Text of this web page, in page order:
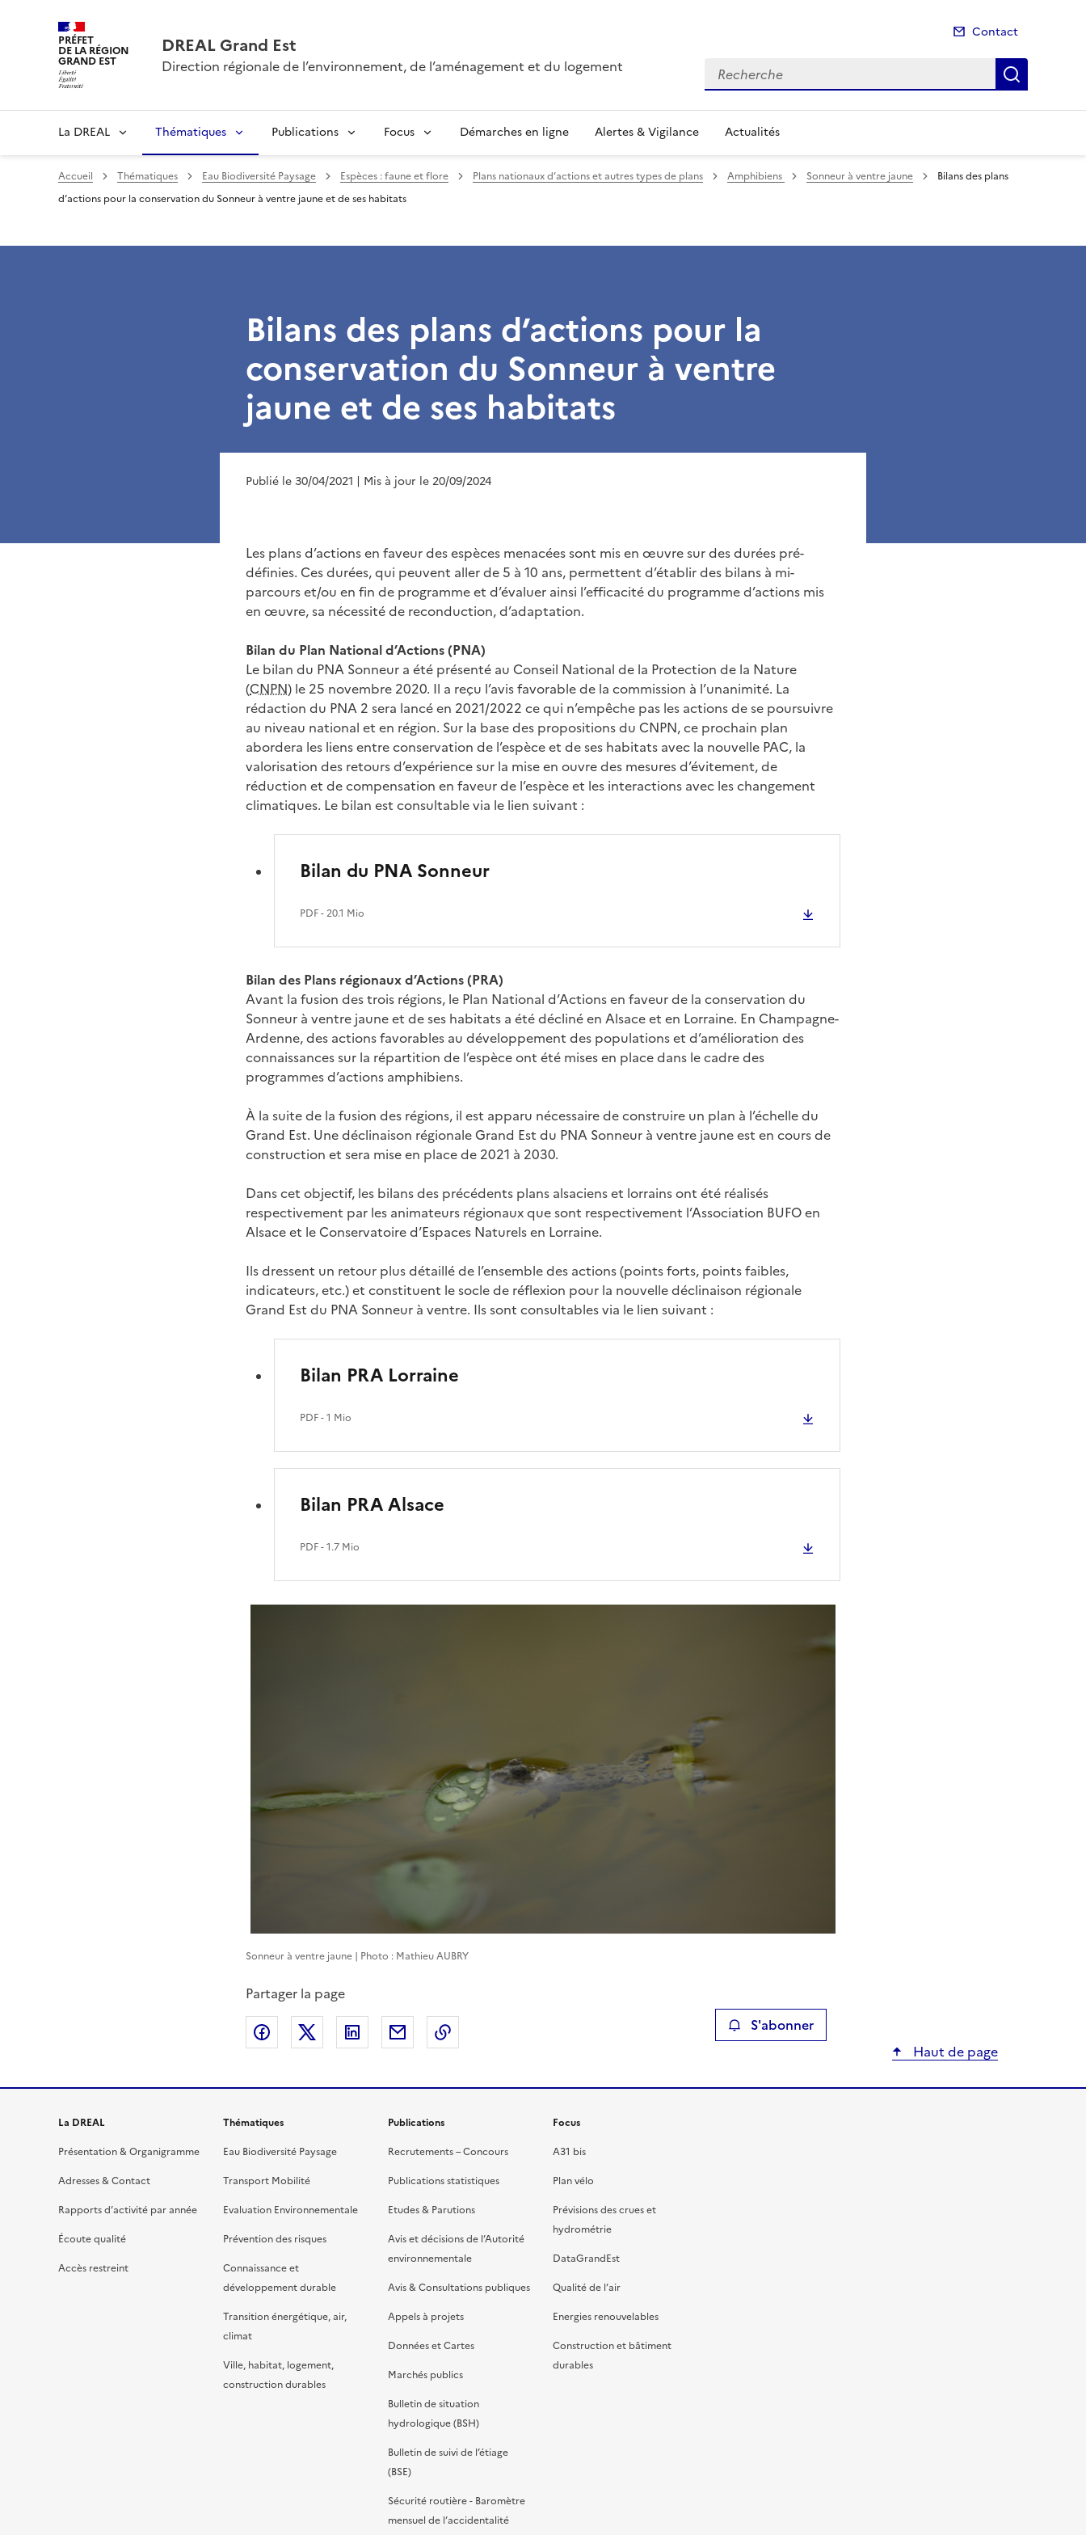
PRÉFET
DE LA RÉGION
GRAND EST
DREAL Grand Est
Direction régionale de l’environnement, de l’aménagement et du logement
Contact
Recherche
La DREAL Thématiques Publications Focus Démarches en ligne Alertes & Vigilance Actualités
Accueil Thématiques Eau Biodiversité Paysage Espèces : faune et flore Plans nationaux d’actions et autres types de plans Amphibiens Sonneur à ventre jaune
Bilans des plans
d’actions pour la conservation du Sonneur à ventre jaune et de ses habitats
Bilans des plans d’actions pour la
conservation du Sonneur à ventre
jaune et de ses habitats
Publié le 30/04/2021 | Mis à jour le 20/09/2024
Les plans d’actions en faveur des espèces menacées sont mis en œuvre sur des durées pré-
définies. Ces durées, qui peuvent aller de 5 à 10 ans, permettent d’établir des bilans à mi-
parcours et/ou en fin de programme et d’évaluer ainsi l’efficacité du programme d’actions mis
en œuvre, sa nécessité de reconduction, d’adaptation.
Bilan du Plan National d’Actions (PNA)
Le bilan du PNA Sonneur a été présenté au Conseil National de la Protection de la Nature
(CNPN) le 25 novembre 2020. Il a reçu l’avis favorable de la commission à l’unanimité. La
rédaction du PNA 2 sera lancé en 2021/2022 ce qui n’empêche pas les actions de se poursuivre
au niveau national et en région. Sur la base des propositions du CNPN, ce prochain plan
abordera les liens entre conservation de l’espèce et de ses habitats avec la nouvelle PAC, la
valorisation des retours d’expérience sur la mise en ouvre des mesures d’évitement, de
réduction et de compensation en faveur de l’espèce et les interactions avec les changement
climatiques. Le bilan est consultable via le lien suivant :
Bilan du PNA Sonneur
PDF- 20.1 Mio
Bilan des Plans régionaux d’Actions (PRA)
Avant la fusion des trois régions, le Plan National d’Actions en faveur de la conservation du
Sonneur à ventre jaune et de ses habitats a été décliné en Alsace et en Lorraine. En Champagne-
Ardenne, des actions favorables au développement des populations et d’amélioration des
connaissances sur la répartition de l’espèce ont été mises en place dans le cadre des
programmes d’actions amphibiens.
À la suite de la fusion des régions, il est apparu nécessaire de construire un plan à l’échelle du
Grand Est. Une déclinaison régionale Grand Est du PNA Sonneur à ventre jaune est en cours de
construction et sera mise en place de 2021 à 2030.
Dans cet objectif, les bilans des précédents plans alsaciens et lorrains ont été réalisés
respectivement par les animateurs régionaux que sont respectivement l’Association BUFO en
Alsace et le Conservatoire d’Espaces Naturels en Lorraine.
Ils dressent un retour plus détaillé de l’ensemble des actions (points forts, points faibles,
indicateurs, etc.) et constituent le socle de réflexion pour la nouvelle déclinaison régionale
Grand Est du PNA Sonneur à ventre. Ils sont consultables via le lien suivant :
Bilan PRA Lorraine
PDF- 1 Mio
Bilan PRA Alsace
PDF- 1.7 Mio
Sonneur à ventre jaune | Photo : Mathieu AUBRY
Partager la page
Partager sur Facebook
Partager sur XPartager sur LinkedIn
Partager par emailCopier le lien de la page dans le presse-papier S'abonner
Haut de page
La DREAL
Présentation & Organigramme
Adresses & Contact
Rapports d’activité par année
Écoute qualité
Accès restreint
Thématiques
Eau Biodiversité Paysage
Transport Mobilité
Evaluation Environnementale
Prévention des risques
Connaissance et
développement durable
Transition énergétique, air,
climat
Ville, habitat, logement,
construction durables
Publications
Recrutements – Concours
Publications statistiques
Etudes & Parutions
Avis et décisions de l’Autorité
environnementale
Avis & Consultations publiques
Appels à projets
Données et Cartes
Marchés publics
Bulletin de situation
hydrologique (BSH)
Bulletin de suivi de l’étiage
(BSE)
Sécurité routière - Baromètre
mensuel de l’accidentalité
Focus
A31 bis
Plan vélo
Prévisions des crues et
hydrométrie
DataGrandEst
Qualité de l’air
Energies renouvelables
Construction et bâtiment
durables